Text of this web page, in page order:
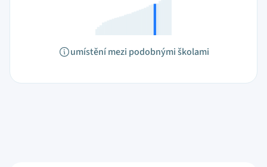
umístění mezi podobnými školami